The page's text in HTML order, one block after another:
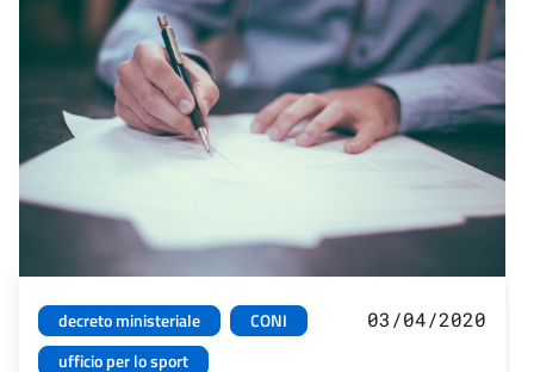
decreto ministeriale
CONI
ufficio per lo sport
03/04/2020